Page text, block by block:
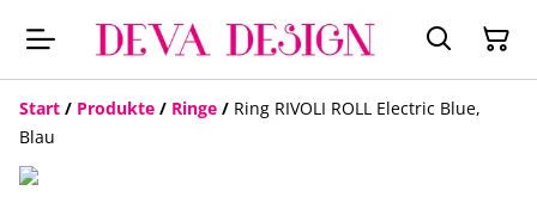
Start / Produkte / Ringe / Ring RIVOLI ROLL Electric Blue,
Blau